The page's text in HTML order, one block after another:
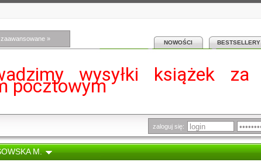
»
NOWOŚCI BESTSELLERY
wysyłki książek za
pocztowym
zaloguj się:
M.